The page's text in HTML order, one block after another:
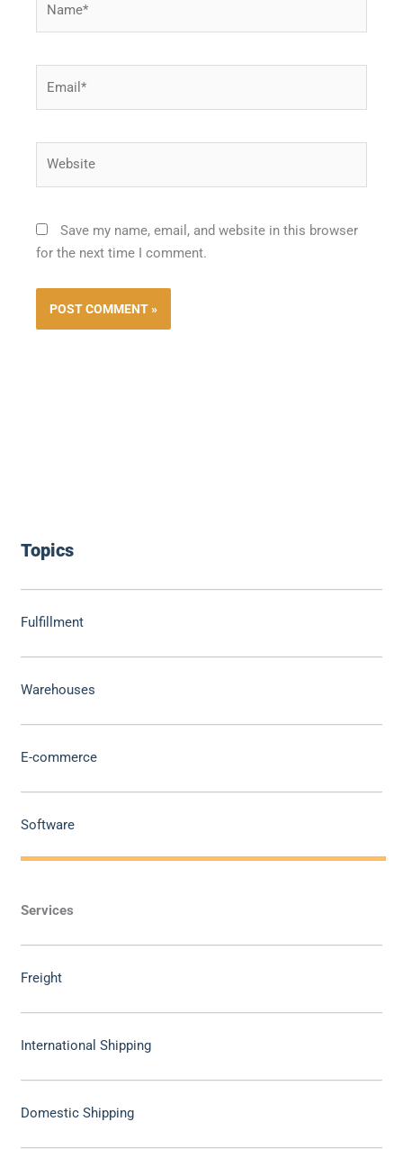
Topics
Fulfillment
Warehouses
E-commerce
Software
Services
Freight
International Shipping
Domestic Shipping
Save my name, email, and website in this browser
for the next time I comment.